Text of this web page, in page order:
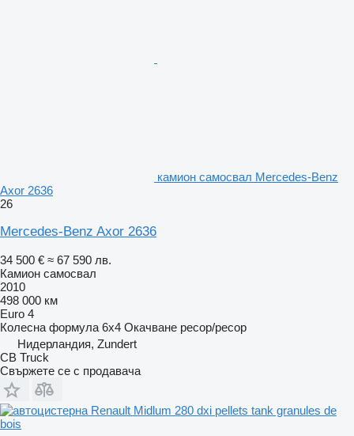
камион самосвал Mercedes-Benz
Axor 2636
26
Mercedes-Benz Axor 2636
34 500 € ≈ 67 590 лв.
Камион самосвал
2010
498 000 км
Euro 4
Колесна формула 6x4 Окачване ресор/ресор
Нидерландия, Zundert
CB Truck
Свържете се с продавача